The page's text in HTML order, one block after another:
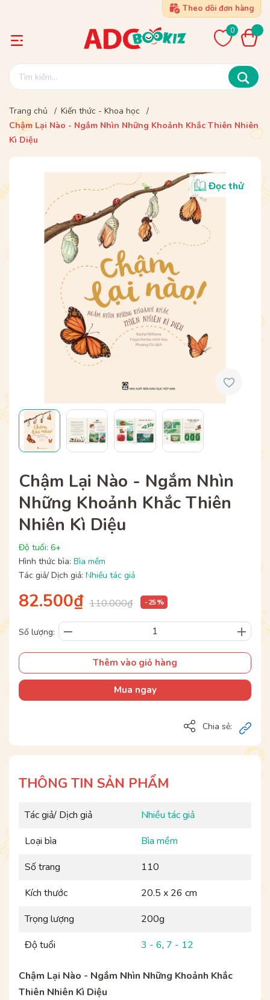
Theo dõi đơn hàng
0
Trang chủ / Kiến thức - Khoa học /
Chậm Lại Nào - Ngắm Nhìn Những Khoảnh Khắc Thiên Nhiên
Kì Diệu
Đọc thử
Chậm Lại Nào - Ngắm Nhìn
Những Khoảnh Khắc Thiên
Nhiên Kì Diệu
Độ tuổi: 6+
Hình thức bìa: Bìa mềm
Tác giả/ Dịch giả: Nhiều tác giả
82.500₫ 110.000₫ - 25 %
Số lượng:
Thêm vào giỏ hàng
Mua ngay
Chia sẻ:
THÔNG TIN SẢN PHẨM
Tác giả/ Dịch giả
Nhiều tác giả
Loại bìa
Bìa mềm
Số trang
110
Kích thước
20.5 x 26 cm
Trọng lượng
200g
Độ tuổi
3 - 6, 7 - 12
Chậm Lại Nào - Ngắm Nhìn Những Khoảnh Khắc
Thiên Nhiên Kì Diệu